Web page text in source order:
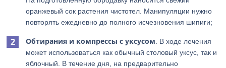
оранжевый сок растения чистотел. Манипуляции нужно
повторять ежедневно до полного исчезновения шипиги;
Обтирания и компрессы с уксусом . В ходе лечения
может использоваться как обычный столовый уксус, так и
яблочный. В течение дня, на предварительно